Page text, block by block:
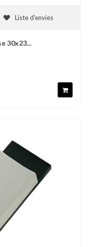
Liste d'envies
30x23...